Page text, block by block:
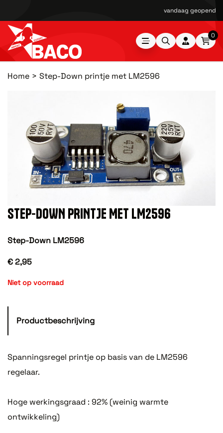
vandaag geopend
0
Home Step-Down printje met LM2596
STEP-DOWN PRINTJE MET LM2596
Step-Down LM2596
€ 2,95
Niet op voorraad
Productbeschrijving
Spanningsregel printje op basis van de LM2596
regelaar.
Hoge werkingsgraad : 92% (weinig warmte
ontwikkeling)